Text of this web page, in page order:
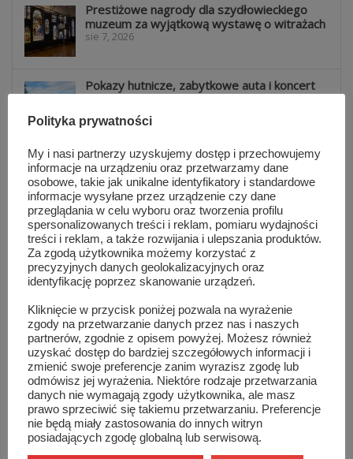
Prestiżowe nagrody dla szydłowieckiego
muzeum za wyjątkową wystawę o witrażach
sie 7, 2026
Pokazy hutnicze, zabytkowe auta i koncert
Natalii Nykiel. Tak wyglądało...
Warsztaty taneczne i koncert Blanki. Tłumy
na MAZOPikniku w Orońsku
sie 5, 2026
Informacje z Mazowsza 161
sie 4, 2026
82 lata od wybuchu Powstania
Warszawskiego. Ich mogiły znajdują się...
lip 31, 2026
Lokalna reklama, która działa. Dlaczego
warto być widocznym przez cały...
lip 31, 2026
Polityka prywatności
My i nasi partnerzy uzyskujemy dostęp i przechowujemy
informacje na urządzeniu oraz przetwarzamy dane
osobowe, takie jak unikalne identyfikatory i standardowe
informacje wysyłane przez urządzenie czy dane
przeglądania w celu wyboru oraz tworzenia profilu
spersonalizowanych treści i reklam, pomiaru wydajności
treści i reklam, a także rozwijania i ulepszania produktów.
Za zgodą użytkownika możemy korzystać z
precyzyjnych danych geolokalizacyjnych oraz
identyfikację poprzez skanowanie urządzeń.
Kliknięcie w przycisk poniżej pozwala na wyrażenie
zgody na przetwarzanie danych przez nas i naszych
partnerów, zgodnie z opisem powyżej. Możesz również
uzyskać dostęp do bardziej szczegółowych informacji i
zmienić swoje preferencje zanim wyrazisz zgodę lub
odmówisz jej wyrażenia. Niektóre rodzaje przetwarzania
danych nie wymagają zgody użytkownika, ale masz
prawo sprzeciwić się takiemu przetwarzaniu. Preferencje
nie będą miały zastosowania do innych witryn
posiadających zgodę globalną lub serwisową.